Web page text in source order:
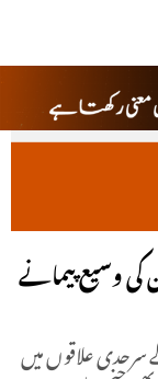
وسیع پیمانے
علاقوں میں